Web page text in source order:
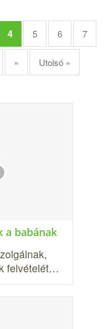
4 5 6 7
» Utolsó »
a babának
felvételét…